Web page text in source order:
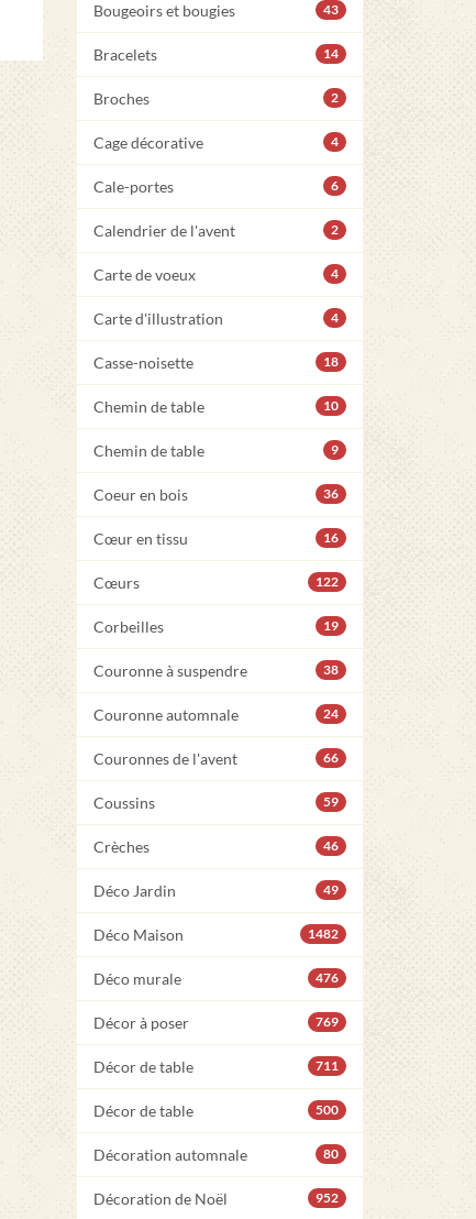
Bougeoirs et bougies 43
Bracelets 14
Broches 2
Cage décorative 4
Cale-portes 6
Calendrier de l'avent 2
Carte de voeux 4
Carte d'illustration 4
Casse-noisette 18
Chemin de table 10
Chemin de table 9
Coeur en bois 36
Cœur en tissu 16
Cœurs 122
Corbeilles 19
Couronne à suspendre 38
Couronne automnale 24
Couronnes de l'avent 66
Coussins 59
Crèches 46
Déco Jardin 49
Déco Maison 1482
Déco murale 476
Décor à poser 769
Décor de table 711
Décor de table 500
Décoration automnale 80
Décoration de Noël 952